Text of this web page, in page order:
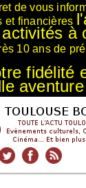
de vous
et financières
à
10 ans de
fidélité